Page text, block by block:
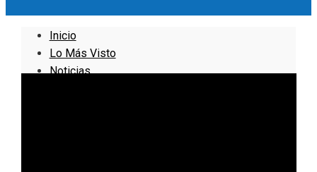
Inicio
Lo Más Visto
Noticias